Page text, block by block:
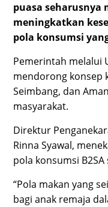
puasa
meningkatkan
pola konsumsi
Pemerintah melalui
mendorong konsep
Seimbang, dan
masyarakat.
Direktur
Rinna Syawal,
pola konsumsi
“Pola makan yang
bagi anak remaja